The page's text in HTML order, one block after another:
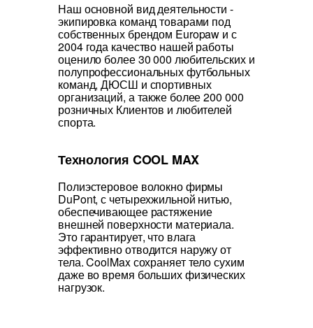
Наш основной вид деятельности -
экипировка команд товарами под
собственных брендом Europaw и с
2004 года качество нашей работы
оценило более 30 000 любительских и
полупрофессиональных футбольных
команд, ДЮСШ и спортивных
организаций, а также более 200 000
розничных Клиентов и любителей
спорта.
Технология COOL MAX
Полиэстеровое волокно фирмы
DuPont, с четырехжильной нитью,
обеспечивающее растяжение
внешней поверхности материала.
Это гарантирует, что влага
эффективно отводится наружу от
тела. CoolMax сохраняет тело сухим
даже во время больших физических
нагрузок.